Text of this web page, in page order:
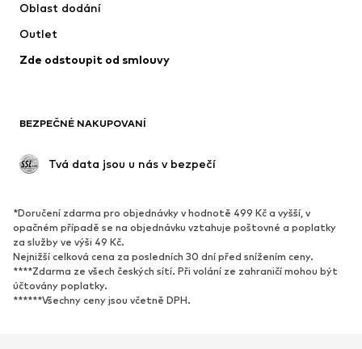
Spodní prádlo
Kabáty
Plavky
Upcyklace
Nové
Oblíbené
Tenisky
Lodičky & boty na podpatku
Kozačky
Sandály
Oblast dodání
Outlet
Zde odstoupit od smlouvy
BEZPEČNÉ NAKUPOVANÍ
Tvá data jsou u nás v bezpečí
*Doručení zdarma pro objednávky v hodnotě 499 Kč a vyšší, v
opačném případě se na objednávku vztahuje poštovné a poplatky
za služby ve výši 49 Kč.
Nejnižší celková cena za posledních 30 dní před snížením ceny.
****Zdarma ze všech českých sítí. Při volání ze zahraničí mohou být
účtovány poplatky.
******Všechny ceny jsou včetně DPH.